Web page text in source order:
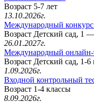
Возраст 5-7 лет
13.10.2026г.
Международный
Возраст Детский сад, 1
26.01.2027г.
Международный онлайн-
Возраст Детский сад, 1-6
1.09.2026г.
Входной контрольный
Возраст 1-4 классы
8.09.2026г.